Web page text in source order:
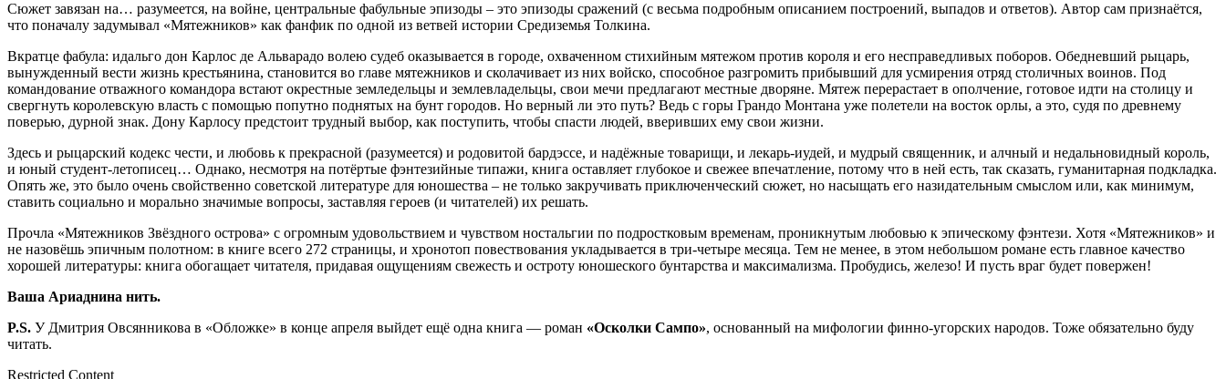
Сюжет завязан на… разумеется, на войне, центральные фабульные эпизоды – это эпизоды сражений (с весьма подробным описанием построений, выпадов и ответов). Автор сам признаётся,
что поначалу задумывал «Мятежников» как фанфик по одной из ветвей истории Средиземья Толкина.
Вкратце фабула: идальго дон Карлос де Альварадо волею судеб оказывается в городе, охваченном стихийным мятежом против короля и его несправедливых поборов. Обедневший рыцарь,
вынужденный вести жизнь крестьянина, становится во главе мятежников и сколачивает из них войско, способное разгромить прибывший для усмирения отряд столичных воинов. Под
командование отважного командора встают окрестные земледельцы и землевладельцы, свои мечи предлагают местные дворяне. Мятеж перерастает в ополчение, готовое идти на столицу и
свергнуть королевскую власть с помощью попутно поднятых на бунт городов. Но верный ли это путь? Ведь с горы Грандо Монтана уже полетели на восток орлы, а это, судя по древнему
поверью, дурной знак. Дону Карлосу предстоит трудный выбор, как поступить, чтобы спасти людей, вверивших ему свои жизни.
Здесь и рыцарский кодекс чести, и любовь к прекрасной (разумеется) и родовитой бардэссе, и надёжные товарищи, и лекарь-иудей, и мудрый священник, и алчный и недальновидный король,
и юный студент-летописец… Однако, несмотря на потёртые фэнтезийные типажи, книга оставляет глубокое и свежее впечатление, потому что в ней есть, так сказать, гуманитарная подкладка.
Опять же, это было очень свойственно советской литературе для юношества – не только закручивать приключенческий сюжет, но насыщать его назидательным смыслом или, как минимум,
ставить социально и морально значимые вопросы, заставляя героев (и читателей) их решать.
Прочла «Мятежников Звёздного острова» с огромным удовольствием и чувством ностальгии по подростковым временам, проникнутым любовью к эпическому фэнтези. Хотя «Мятежников» и
не назовёшь эпичным полотном: в книге всего 272 страницы, и хронотоп повествования укладывается в три-четыре месяца. Тем не менее, в этом небольшом романе есть главное качество
хорошей литературы: книга обогащает читателя, придавая ощущениям свежесть и остроту юношеского бунтарства и максимализма. Пробудись, железо! И пусть враг будет повержен!
Ваша Ариаднина нить.
P.S. У Дмитрия Овсянникова в «Обложке» в конце апреля выйдет ещё одна книга — роман «Осколки Сампо», основанный на мифологии финно-угорских народов. Тоже обязательно буду
читать.
Restricted Content